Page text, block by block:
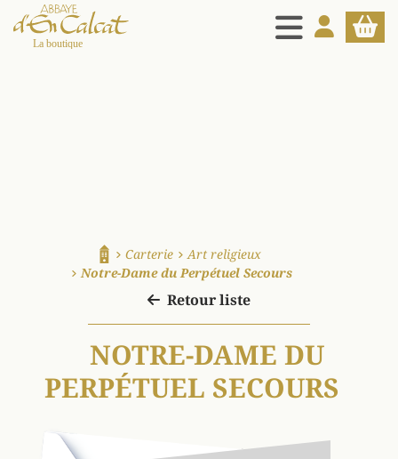
MENU
MON PANIER
Accueil
Carterie
Art religieux
Notre-Dame du Perpétuel Secours
Retour liste
NOTRE-DAME DU
PERPÉTUEL SECOURS